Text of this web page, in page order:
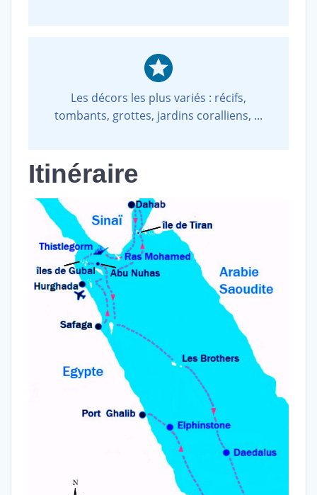
Les décors les plus variés : récifs,
tombants, grottes, jardins coralliens, ...
Itinéraire